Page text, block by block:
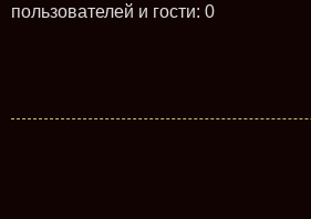
пользователей и гости: 0